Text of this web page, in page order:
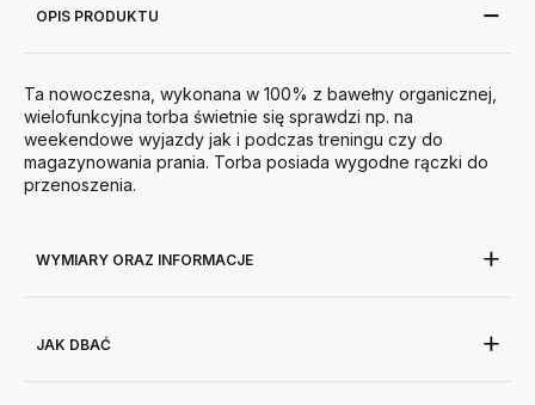
OPIS PRODUKTU
Ta nowoczesna, wykonana w 100% z bawełny organicznej,
wielofunkcyjna torba świetnie się sprawdzi np. na
weekendowe wyjazdy jak i podczas treningu czy do
magazynowania prania. Torba posiada wygodne rączki do
przenoszenia.
WYMIARY ORAZ INFORMACJE
JAK DBAĆ